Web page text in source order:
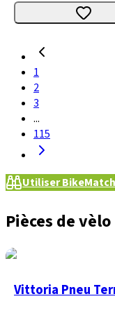
1
2
3
...
115
Utiliser BikeMatch
Pièces de
Vittoria Pneu